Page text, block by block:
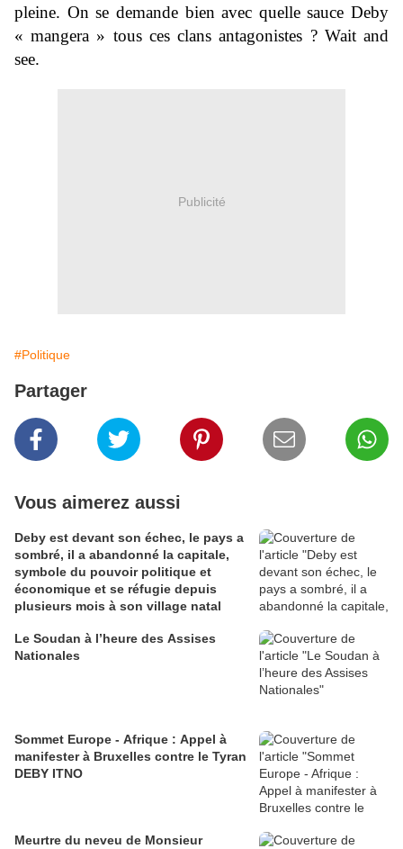
pleine. On se demande bien avec quelle sauce Deby
« mangera » tous ces clans antagonistes ? Wait and
see.
Publicité
#Politique
Partager
Vous aimerez aussi
Deby est devant son échec, le pays a
sombré, il a abandonné la capitale,
symbole du pouvoir politique et
économique et se réfugie depuis
plusieurs mois à son village natal
Le Soudan à l’heure des Assises
Nationales
Sommet Europe - Afrique : Appel à
manifester à Bruxelles contre le Tyran
DEBY ITNO
Meurtre du neveu de Monsieur